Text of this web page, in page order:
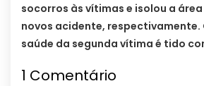
socorros às vítimas e isolou a
novos acidente, respectivamente.
saúde da segunda vítima é tido
1 Comentário